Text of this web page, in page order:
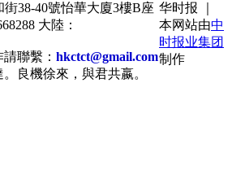
38-40號怡華大廈3樓B座
大陸：
聯繫： hkctct@gmail.com
良機徐來，與君共嬴。
华时报 ｜
本网站由中
时报业集团
制作